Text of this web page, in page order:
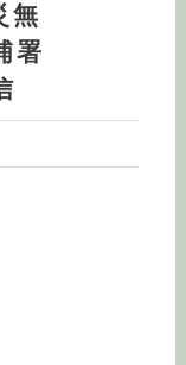
無
署